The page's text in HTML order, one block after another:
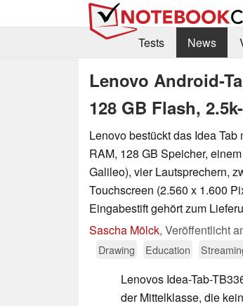
Tests
News
Lenovo Android-
128 GB Flash,
Lenovo bestückt das Idea
RAM, 128 GB Speicher,
Galileo), vier Lautsprechern,
Touchscreen (2.560 x 1.600
Eingabestift gehört zum
Sascha Mölck, Veröffentlicht
Drawing
Education
Lenovos Idea-Tab-
der Mittelklasse, die